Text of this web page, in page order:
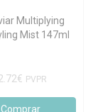
Multiplying
Mist 147ml
PVPR
Comprar